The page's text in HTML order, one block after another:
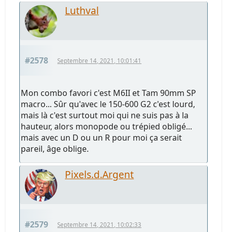
Luthval
#2578 Septembre 14, 2021, 10:01:41
Mon combo favori c'est M6II et Tam 90mm SP
macro... Sûr qu'avec le 150-600 G2 c'est lourd,
mais là c'est surtout moi qui ne suis pas à la
hauteur, alors monopode ou trépied obligé...
mais avec un D ou un R pour moi ça serait
pareil, âge oblige.
Pixels.d.Argent
#2579 Septembre 14, 2021, 10:02:33